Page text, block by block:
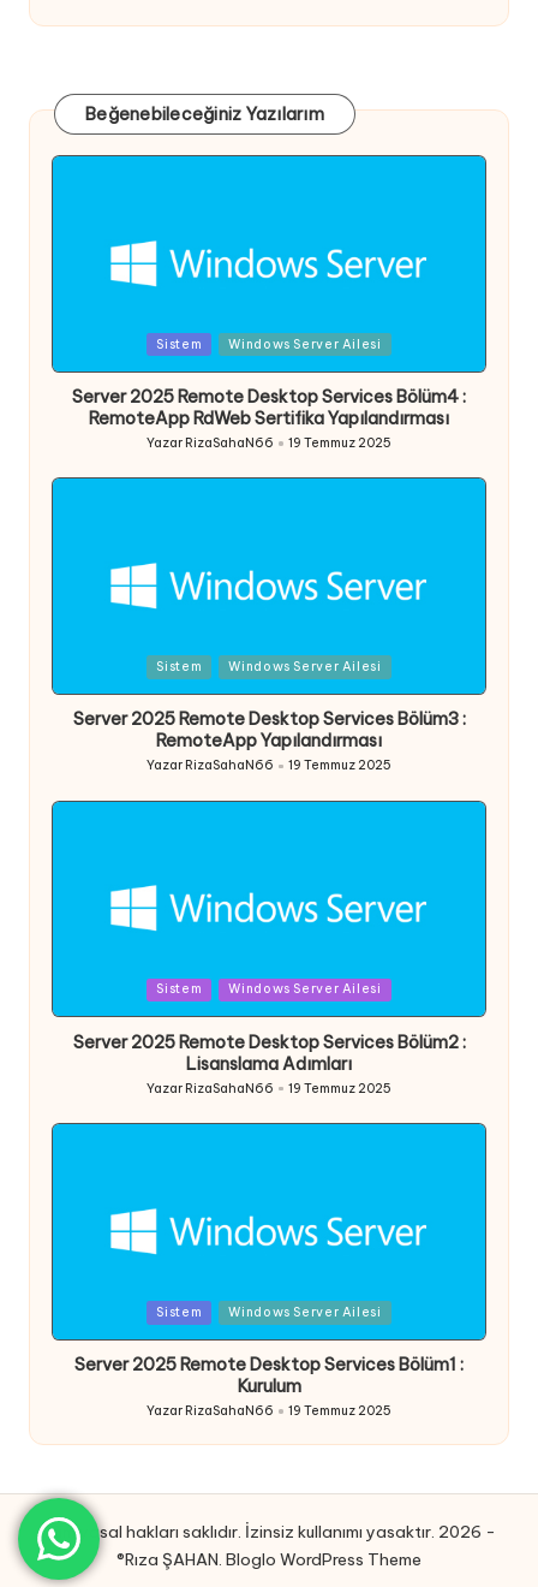
Beğenebileceğiniz Yazılarım
in
Sistem Windows Server Ailesi
Server 2025 Remote Desktop Services Bölüm4 :
RemoteApp RdWeb Sertifika Yapılandırması
Posted
by
Yazar RizaSahaN66 19 Temmuz 2025
in
Sistem Windows Server Ailesi
Server 2025 Remote Desktop Services Bölüm3 :
RemoteApp Yapılandırması
Yazar RizaSahaN66 19 Temmuz 2025
in
Sistem Windows Server Ailesi
Server 2025 Remote Desktop Services Bölüm2 :
Lisanslama Adımları
Posted
Yazar RizaSahaN66 19 Temmuz 2025
in
Sistem Windows Server Ailesi
Server 2025 Remote Desktop Services Bölüm1 :
Kurulum
Posted
by
Yazar RizaSahaN66 19 Temmuz 2025
Tüm yasal hakları saklıdır. İzinsiz kullanımı yasaktır. 2026 -
®Rıza ŞAHAN. Bloglo WordPress Theme